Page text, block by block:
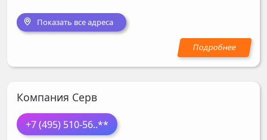
Показать все адреса
Компания Серв
+7 (495) 510-56..**